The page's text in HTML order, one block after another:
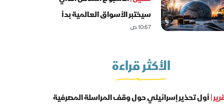
سيختبر الأسواق العالمية بدأ
10:57 ص
الأكثر قراءة
|أول تحذير إسرائيلي حول وقف المراسلة المصرفية